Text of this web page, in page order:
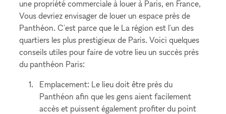
une propriété commerciale à louer à Paris, en France,
Vous devriez envisager de louer un espace près de
Panthéon. C'est parce que le La région est l'un des
quartiers les plus prestigieux de Paris. Voici quelques
conseils utiles pour faire de votre lieu un succès près
du panthéon Paris:
Emplacement: Le lieu doit être près du
Panthéon afin que les gens aient facilement
accès et puissent également profiter du point